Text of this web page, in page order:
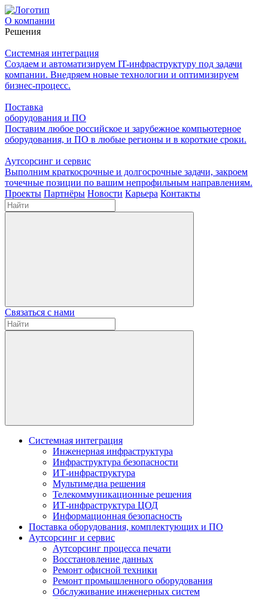
О компании
Решения
Системная интеграция
Создаем и автоматизируем IT-инфраструктуру под задачи
компании. Внедряем новые технологии и оптимизируем
бизнес-процесс.
Поставка
оборудования и ПО
Поставим любое российское и зарубежное компьютерное
оборудования, и ПО в любые регионы и в короткие сроки.
Аутсорсинг и сервис
Выполним краткосрочные и долгосрочные задачи, закроем
точечные позиции по вашим непрофильным направлениям.
Проекты Партнёры Новости Карьера Контакты
Связаться с нами
Системная интеграция
Инженерная инфраструктура
Инфраструктура безопасности
ИТ-инфраструктура
Мультимедиа решения
Телекоммуникационные решения
ИТ-инфраструктура ЦОД
Информационная безопасность
Поставка оборудования, комплектующих и ПО
Аутсорсинг и сервис
Аутсорсинг процесса печати
Восстановление данных
Ремонт офисной техники
Ремонт промышленного оборудования
Обслуживание инженерных систем